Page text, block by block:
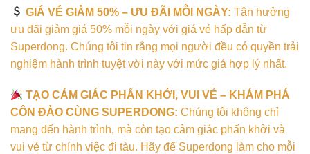
GIÁ VÉ GIẢM 50% – ƯU ĐÃI MỖI NGÀY: Tận hưởng
ưu đãi giảm giá 50% mỗi ngày với giá vé hấp dẫn từ
Superdong. Chúng tôi tin rằng mọi người đều có quyền trải
nghiệm hành trình tuyệt vời này với mức giá hợp lý nhất.
TẠO CẢM GIÁC PHẤN KHỞI, VUI VẺ – KHÁM PHÁ
CÔN ĐẢO CÙNG SUPERDONG: Chúng tôi không chỉ
mang đến hành trình, mà còn tạo cảm giác phấn khởi và
vui vẻ từ chính việc đi tàu. Hãy để Superdong làm cho mỗi